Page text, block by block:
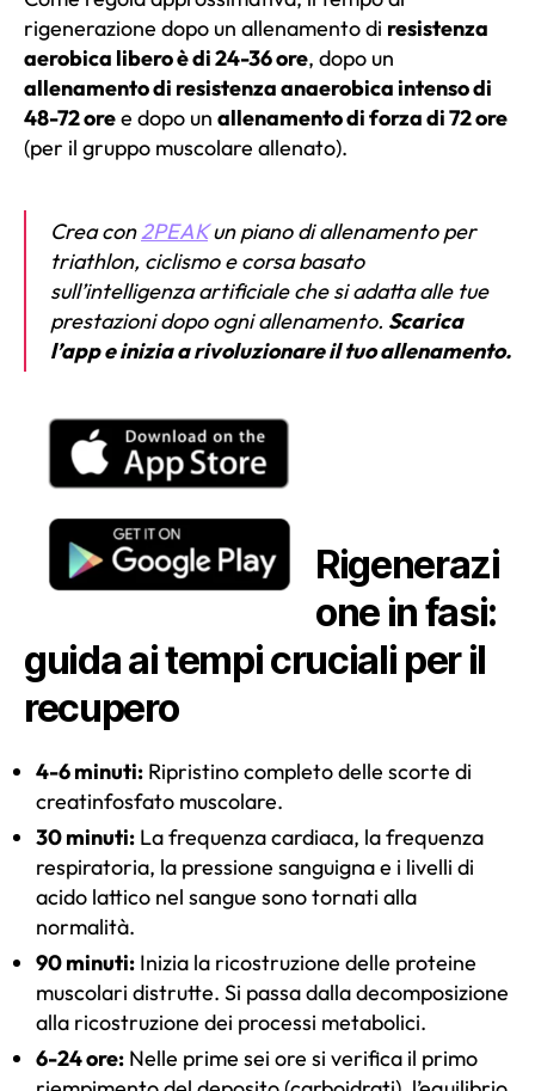
rigenerazione dopo un allenamento di resistenza
aerobica libero è di 24-36 ore, dopo un
allenamento di resistenza anaerobica intenso di
48-72 oree dopo un allenamento di forza di 72 ore
(per il gruppo muscolare allenato).
Crea con2PEAKun piano di allenamento per
triathlon, ciclismo e corsa basato
sull’intelligenza artificiale che si adatta alle tue
prestazioni dopo ogni allenamento. Scarica
l’app e inizia a rivoluzionare il tuo allenamento.
Rigenerazi
one in fasi:
guida ai tempi cruciali per il
recupero
4-6 minuti: Ripristino completo delle scorte di
creatinfosfato muscolare.
30 minuti: La frequenza cardiaca, la frequenza
respiratoria, la pressione sanguigna e i livelli di
acido lattico nel sangue sono tornati alla
normalità.
90 minuti: Inizia la ricostruzione delle proteine
muscolari distrutte. Si passa dalla decomposizione
alla ricostruzione dei processi metabolici.
6-24 ore: Nelle prime sei ore si verifica il primo